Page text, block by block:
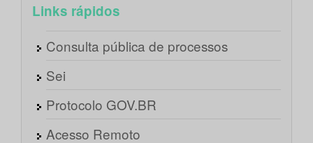
Links rápidos
Consulta pública de processos
Sei
Protocolo GOV.BR
Acesso Remoto